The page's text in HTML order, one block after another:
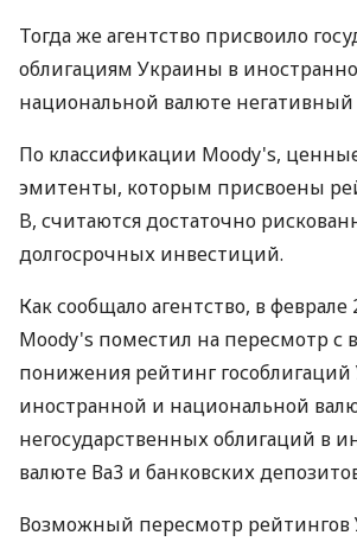
Тогда же агентство присвоило
облигациям Украины в
национальной валюте негативный
По классификации Moody's,
эмитенты, которым присвоены
B, считаются достаточно
долгосрочных инвестиций.
Как сообщало агентство, в феврале
Moody's поместил на пересмотр с
понижения рейтинг
иностранной и национальной
негосударственных облигаций в
валюте Ва3 и банковских
Возможный пересмотр рейтингов